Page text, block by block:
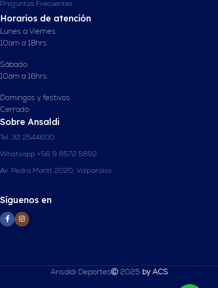
Preguntas Frecuentes
Horarios de atención
Lunes a Viernes:
10am a 18hrs
Sábado:
10am a 16hrs
Domingos y festivos
Cerrado
Sobre Ansaldi
Tel. 32 2544600
Whatsapp +56 9 8572 5892
Av. Pedro Montt 2020, Valparaíso
Síguenos en
Ansaldi Deportes 2025 by ACS